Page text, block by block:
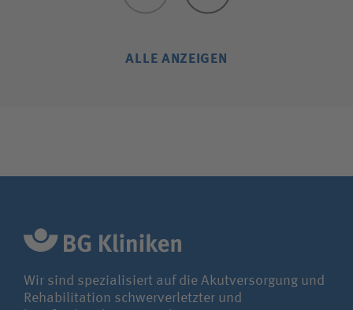
ALLE ANZEIGEN
Wir sind spezialisiert auf die Akutversorgung und
Rehabilitation schwerverletzter und